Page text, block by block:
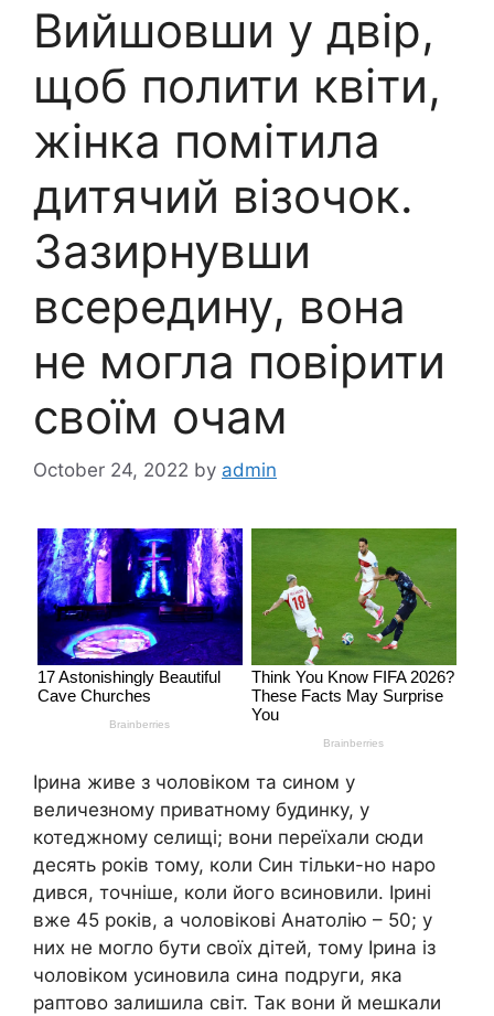
Вийшовши у двір,
щоб полити квіти,
жінка помітила
дитячий візочок.
Зазирнувши
всередину, вона
не могла повірити
своїм очам
October 24, 2022 by admin
Ірина живе з чоловіком та сином у
величезному приватному будинку, у
котеджному селищі; вони переїхали сюди
десять років тому, коли Син тільки-но наро
дився, точніше, коли його всиновили. Ірині
вже 45 років, а чоловікові Анатолію – 50; у
них не могло бути своїх дітей, тому Ірина із
чоловіком усиновила сина подруги, яка
раптово залишила світ. Так вони й мешкали